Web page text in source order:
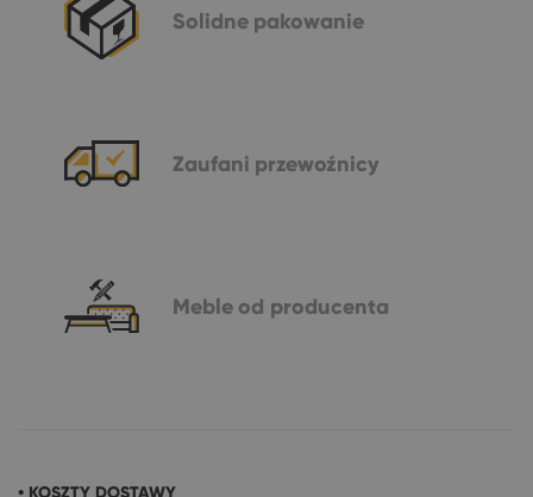
Solidne pakowanie
Zaufani przewoźnicy
Meble od producenta
• KOSZTY DOSTAWY